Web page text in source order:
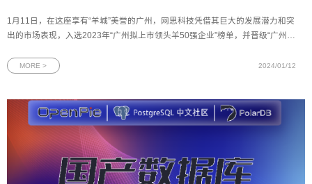
1月11日，在这座享有“羊城”美誉的广州，网思科技凭借其巨大的发展潜力和突
出的市场表现，入选2023年“广州拟上市领头羊50强企业”榜单，并晋级“广州最
挥其榜样作用和领导力，为广州的进步注入更多的活力和机遇。图为网思科技
MORE > 2024/01/12